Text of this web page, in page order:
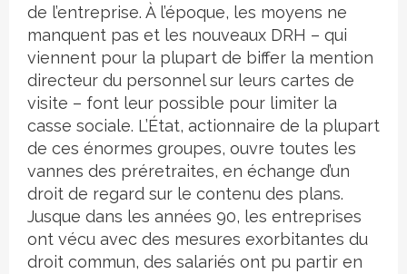
de l’entreprise. À l’époque, les moyens ne
manquent pas et les nouveaux DRH – qui
viennent pour la plupart de biffer la mention
directeur du personnel sur leurs cartes de
visite – font leur possible pour limiter la
casse sociale. L’État, actionnaire de la plupart
de ces énormes groupes, ouvre toutes les
vannes des préretraites, en échange d’un
droit de regard sur le contenu des plans.
Jusque dans les années 90, les entreprises
ont vécu avec des mesures exorbitantes du
droit commun, des salariés ont pu partir en